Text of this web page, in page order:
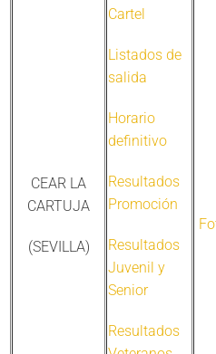
CEAR LA
CARTUJA
(SEVILLA)
Cartel
Listados de
salida
Horario
definitivo
Resultados
Promoción
Resultados
Juvenil y
Senior
Resultados